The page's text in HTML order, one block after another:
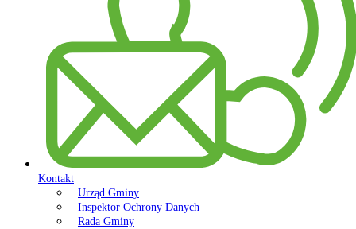
Kontakt
Urząd Gminy
Inspektor Ochrony Danych
Rada Gminy